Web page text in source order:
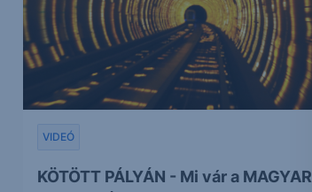
KÖTÖTT PÁLYÁN - Mi vár a MAGYAR
VIDEÓ